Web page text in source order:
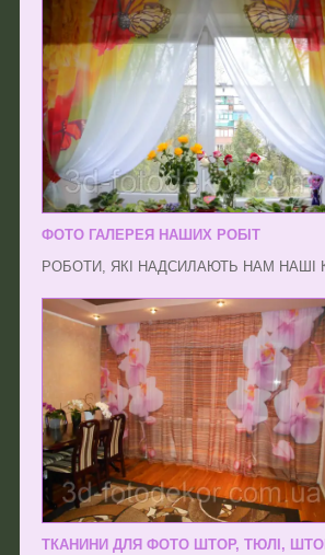
ФОТО ГАЛЕРЕЯ НАШИХ РОБІТ
РОБОТИ, ЯКІ НАДСИЛАЮТЬ НАМ НАШІ
ТКАНИНИ ДЛЯ ФОТО ШТОР, ТЮЛІ,